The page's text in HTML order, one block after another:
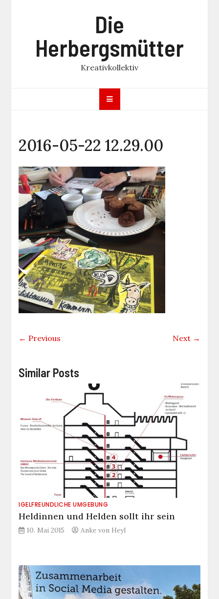
Die
Herbergsmütter
Kreativkollektiv
2016-05-22 12.29.00
← Previous Next →
Similar Posts
IGELFREUNDLICHE UMGEBUNG
Heldinnen und Helden sollt ihr sein
10. Mai 2015 Anke von Heyl